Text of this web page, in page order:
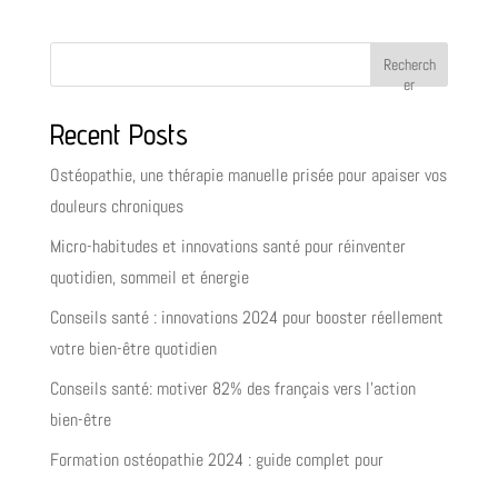
Recherch
er
Recent Posts
Ostéopathie, une thérapie manuelle prisée pour apaiser vos
douleurs chroniques
Micro-habitudes et innovations santé pour réinventer
quotidien, sommeil et énergie
Conseils santé : innovations 2024 pour booster réellement
votre bien-être quotidien
Conseils santé: motiver 82% des français vers l’action
bien-être
Formation ostéopathie 2024 : guide complet pour